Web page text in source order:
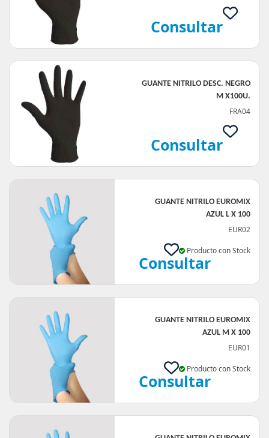
Consultar
GUANTE NITRILO DESC. NEGRO
M X100U.
FRA04
Consultar
GUANTE NITRILO EUROMIX
AZUL L X 100
EUR02
Producto con Stock
Consultar
GUANTE NITRILO EUROMIX
AZUL M X 100
EUR01
Producto con Stock
Consultar